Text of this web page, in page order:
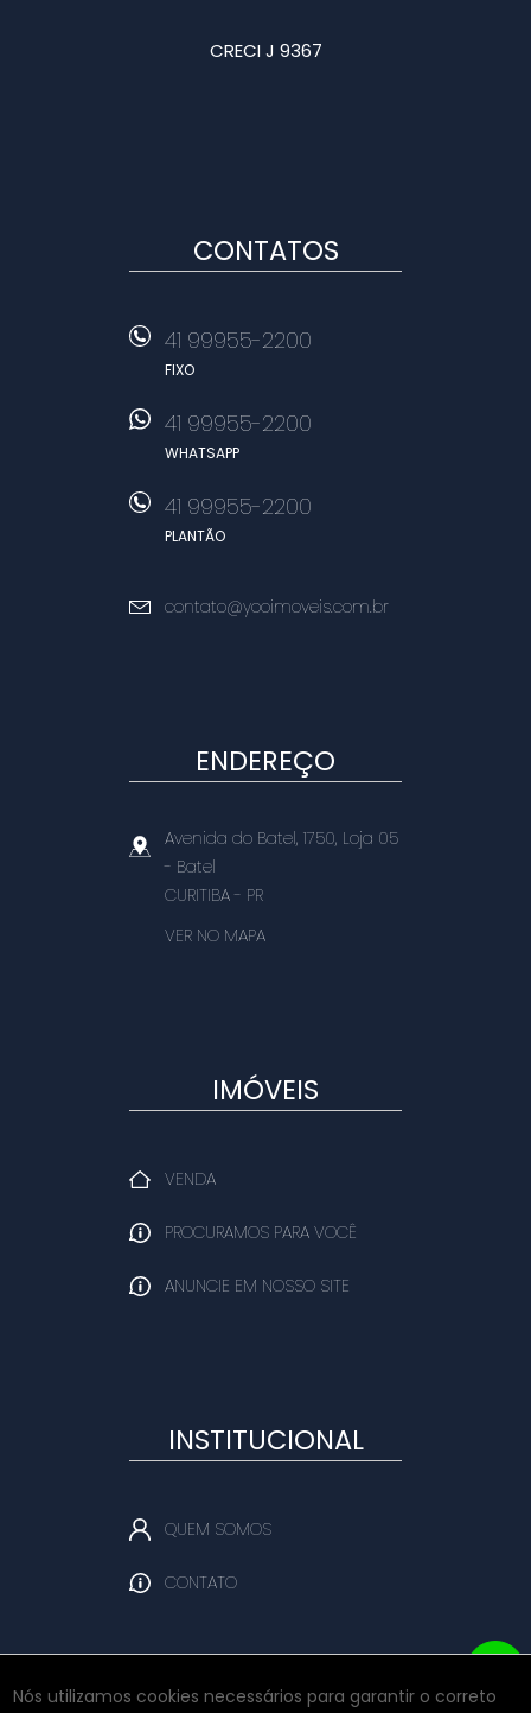
CRECI J 9367
CONTATOS
41 99955-2200
FIXO
41 99955-2200
WHATSAPP
41 99955-2200
PLANTÃO
contato@yooimoveis.com.br
ENDEREÇO
Avenida do Batel, 1750, Loja 05
- Batel
CURITIBA- PR
VER NO MAPA
IMÓVEIS
VENDA
PROCURAMOS PARA VOCÊ
ANUNCIE EM NOSSO SITE
INSTITUCIONAL
QUEM SOMOS
CONTATO
Nós utilizamos cookies necessários para garantir o correto